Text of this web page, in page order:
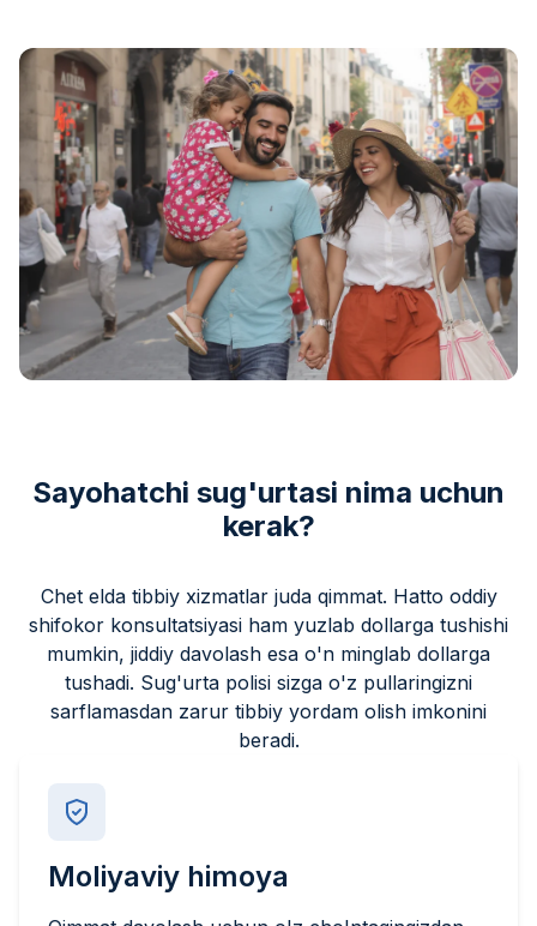
Sayohatchi sug'urtasi nima uchun
kerak?
Chet elda tibbiy xizmatlar juda qimmat. Hatto oddiy
shifokor konsultatsiyasi ham yuzlab dollarga tushishi
mumkin, jiddiy davolash esa o'n minglab dollarga
tushadi. Sug'urta polisi sizga o'z pullaringizni
sarflamasdan zarur tibbiy yordam olish imkonini
beradi.
Moliyaviy himoya